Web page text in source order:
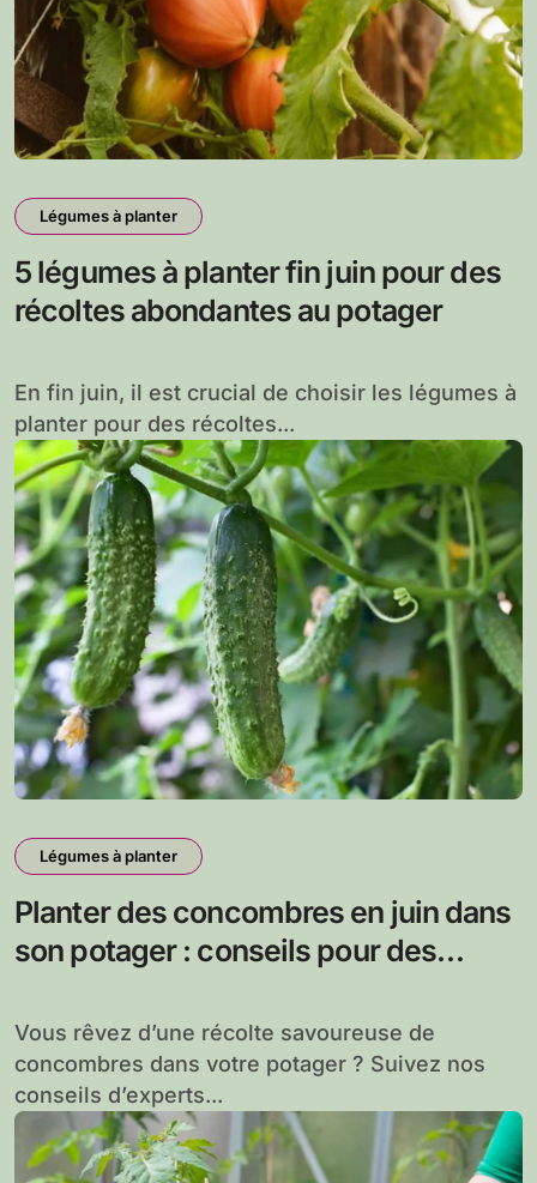
Légumes à planter
5 légumes à planter fin juin pour des
récoltes abondantes au potager
En fin juin, il est crucial de choisir les légumes à
planter pour des récoltes...
Légumes à planter
Planter des concombres en juin dans
son potager : conseils pour des
Vous rêvez d’une récolte savoureuse de
concombres dans votre potager ? Suivez nos
conseils d’experts...